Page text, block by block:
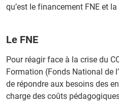
qu’est le financement FNE et
Le FNE
Pour réagir face à la crise du
Formation (Fonds National de
de répondre aux besoins des
charge des coûts